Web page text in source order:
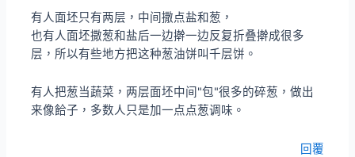
有人面坯只有两层，中间撒点盐和葱，
也有人面坯撒葱和盐后一边擀一边反复折叠擀成很多
层，所以有些地方把这种葱油饼叫千层饼。
有人把葱当蔬菜，两层面坯中间"包"很多的碎葱，做出
来像餄子，多数人只是加一点点葱调味。
回覆